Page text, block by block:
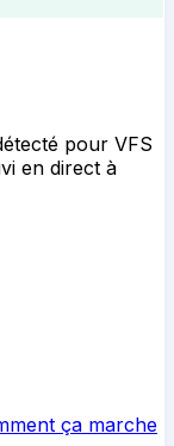
pour VFS
en direct à
ça marche